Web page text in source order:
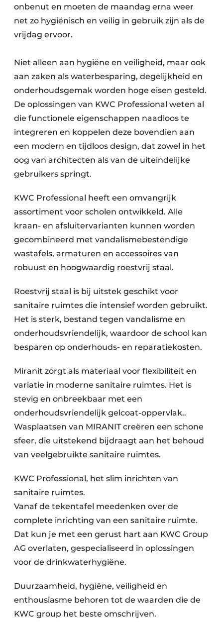
onbenut en moeten de maandag erna weer
net zo hygiënisch en veilig in gebruik zijn als de
vrijdag ervoor.
Niet alleen aan hygiëne en veiligheid, maar ook
aan zaken als waterbesparing, degelijkheid en
onderhoudsgemak worden hoge eisen gesteld.
De oplossingen van KWC Professional weten al
die functionele eigenschappen naadloos te
integreren en koppelen deze bovendien aan
een modern en tijdloos design, dat zowel in het
oog van architecten als van de uiteindelijke
gebruikers springt.
KWC Professional heeft een omvangrijk
assortiment voor scholen ontwikkeld. Alle
kraan- en afsluitervarianten kunnen worden
gecombineerd met vandalismebestendige
wastafels, armaturen en accessoires van
robuust en hoogwaardig roestvrij staal.
Roestvrij staal is bij uitstek geschikt voor
sanitaire ruimtes die intensief worden gebruikt.
Het is sterk, bestand tegen vandalisme en
onderhoudsvriendelijk, waardoor de school kan
besparen op onderhouds- en reparatiekosten.
Miranit zorgt als materiaal voor flexibiliteit en
variatie in moderne sanitaire ruimtes. Het is
stevig en onbreekbaar met een
onderhoudsvriendelijk gelcoat-oppervlak..
Wasplaatsen van MIRANIT creëren een schone
sfeer, die uitstekend bijdraagt aan het behoud
van veelgebruikte sanitaire ruimtes.
KWC Professional, het slim inrichten van
sanitaire ruimtes.
Vanaf de tekentafel meedenken over de
complete inrichting van een sanitaire ruimte.
Dat kun je met een gerust hart aan KWC Group
AG overlaten, gespecialiseerd in oplossingen
voor de drinkwaterhygiëne.
Duurzaamheid, hygiëne, veiligheid en
enthousiasme behoren tot de waarden die de
KWC group het beste omschrijven.